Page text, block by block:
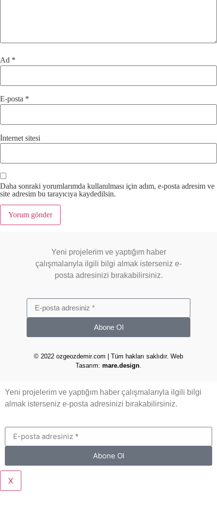
Ad *
E-posta *
İnternet sitesi
Daha sonraki yorumlarımda kullanılması için adım, e-posta adresim ve
site adresim bu tarayıcıya kaydedilsin.
Yeni projelerim ve yaptığım haber
çalışmalarıyla ilgili bilgi almak isterseniz e-
posta adresinizi bırakabilirsiniz.
Abone Ol
© 2022 ozgeozdemir.com | Tüm hakları saklıdır. Web
Tasarım: mare.design
Yeni projelerim ve yaptığım haber çalışmalarıyla ilgili bilgi
almak isterseniz e-posta adresinizi bırakabilirsiniz.
Abone Ol
X